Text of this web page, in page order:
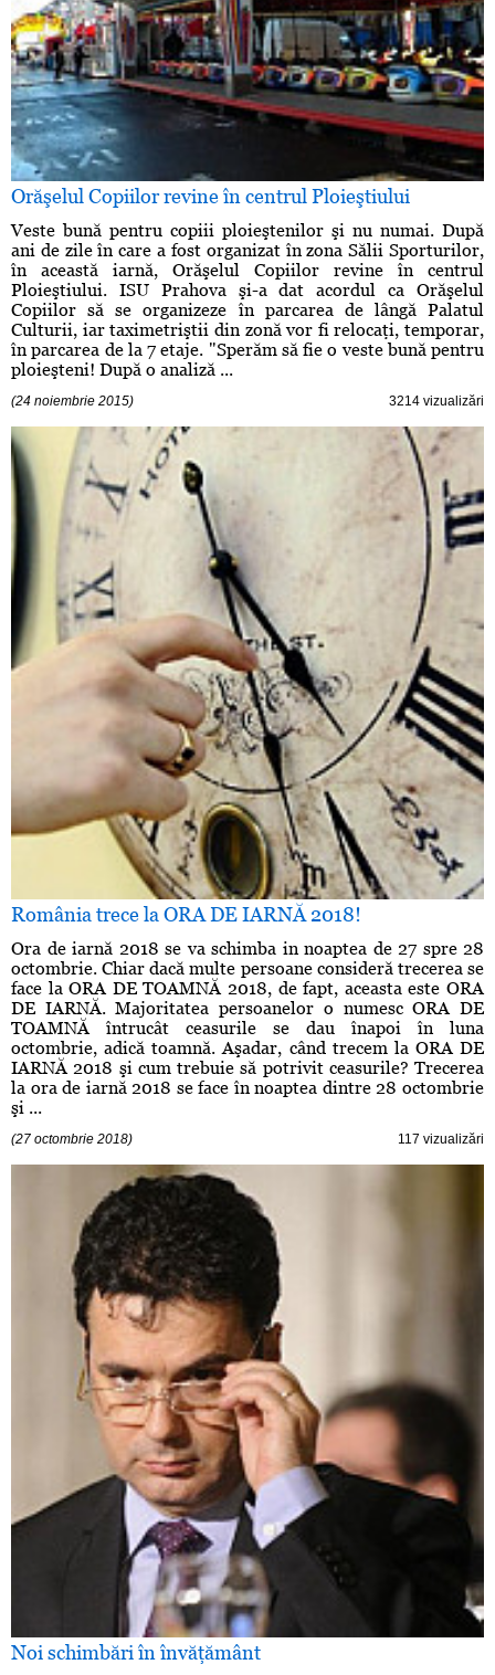
Orăşelul Copiilor revine în centrul Ploieştiului
Veste bună pentru copiii ploieştenilor şi nu numai. După
ani de zile în care a fost organizat în zona Sălii Sporturilor,
în această iarnă, Orăşelul Copiilor revine în centrul
Ploieştiului. ISU Prahova şi-a dat acordul ca Orăşelul
Copiilor să se organizeze în parcarea de lângă Palatul
Culturii, iar taximetriştii din zonă vor fi relocaţi, temporar,
în parcarea de la 7 etaje. "Sperăm să fie o veste bună pentru
ploieşteni! După o analiză ...
(24 noiembrie 2015) 3214 vizualizări
România trece la ORA DE IARNĂ 2018!
Ora de iarnă 2018 se va schimba in noaptea de 27 spre 28
octombrie. Chiar dacă multe persoane consideră trecerea se
face la ORA DE TOAMNĂ 2018, de fapt, aceasta este ORA
DE IARNĂ. Majoritatea persoanelor o numesc ORA DE
TOAMNĂ întrucât ceasurile se dau înapoi în luna
octombrie, adică toamnă. Aşadar, când trecem la ORA DE
IARNĂ 2018 şi cum trebuie să potrivit ceasurile? Trecerea
la ora de iarnă 2018 se face în noaptea dintre 28 octombrie
şi ...
(27 octombrie 2018) 117 vizualizări
Noi schimbări în învăţământ